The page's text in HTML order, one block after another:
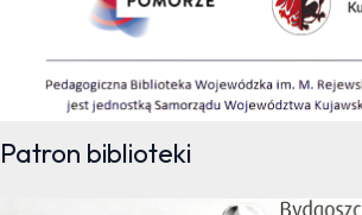
Patron biblioteki